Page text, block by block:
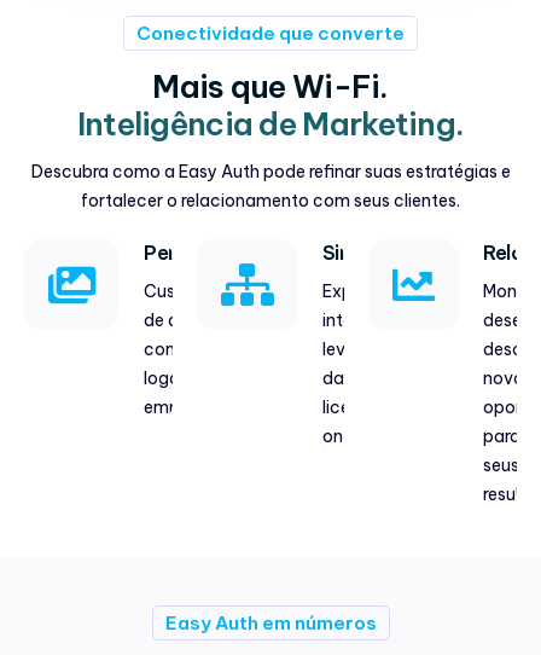
Conectividade que converte
Mais que Wi-Fi.
Inteligência de Marketing.
Descubra como a Easy Auth pode refinar suas estratégias e
fortalecer o relacionamento com seus clientes.
Personalização
Customize a tela
de autenticação
com as cores e o
logotipo da sua
empresa.
Sincronização
Explore nossas
integrações e
leve os dados
das suas
licenças para
onde quiser.
novas
para
seus
Easy Auth em números